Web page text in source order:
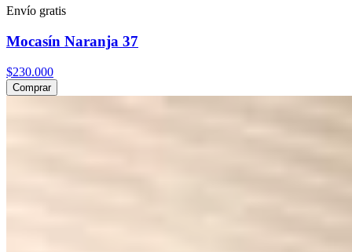
Envío gratis
Mocasín Naranja 37
$230.000
Comprar